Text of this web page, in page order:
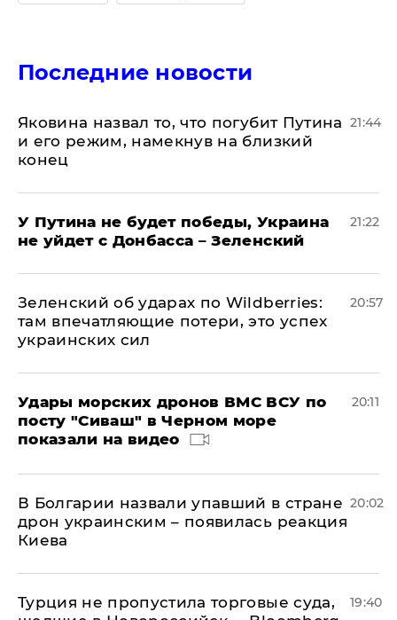
Последние новости
Яковина назвал то, что погубит Путина
и его режим, намекнув на близкий
конец
21:44
У Путина не будет победы, Украина
не уйдет с Донбасса – Зеленский
21:22
Зеленский об ударах по Wildberries:
там впечатляющие потери, это успех
украинских сил
20:57
Удары морских дронов ВМС ВСУ по
посту "Сиваш" в Черном море
показали на видео
20:11
В Болгарии назвали упавший в стране
дрон украинским – появилась реакция
Киева
20:02
Турция не пропустила торговые суда,
19:40